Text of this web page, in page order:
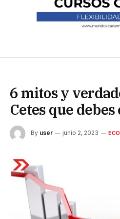
6 mitos y
Cetes que
By user junio 2, 2023